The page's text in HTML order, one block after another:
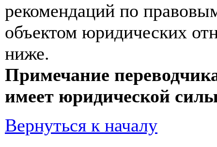
рекомендаций по
объектом юридических
ниже.
Примечание
имеет юридической
Вернуться к началу